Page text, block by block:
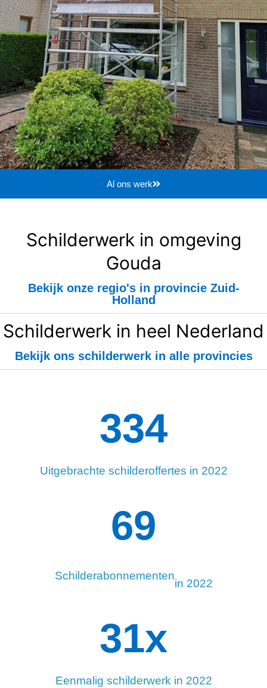
Al ons werk
Schilderwerk in omgeving
Gouda
Bekijk onze regio's in provincie Zuid-
Holland
Schilderwerk in heel Nederland
Bekijk ons schilderwerk in alle provincies
Uitgebrachte schilderoffertes in 2022
334
Schilderabonnementen
in 2022
95
Eenmalig schilderwerk in 2022
34x